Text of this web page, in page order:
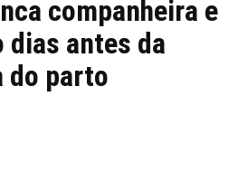
companheira e
antes da
do parto